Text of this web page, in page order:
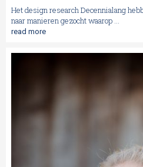
Het design research Decennialang
naar manieren gezocht waarop ...
read more